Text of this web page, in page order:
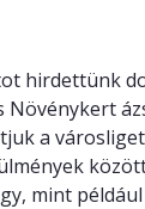
hirdettünk
Növénykert
a
mint